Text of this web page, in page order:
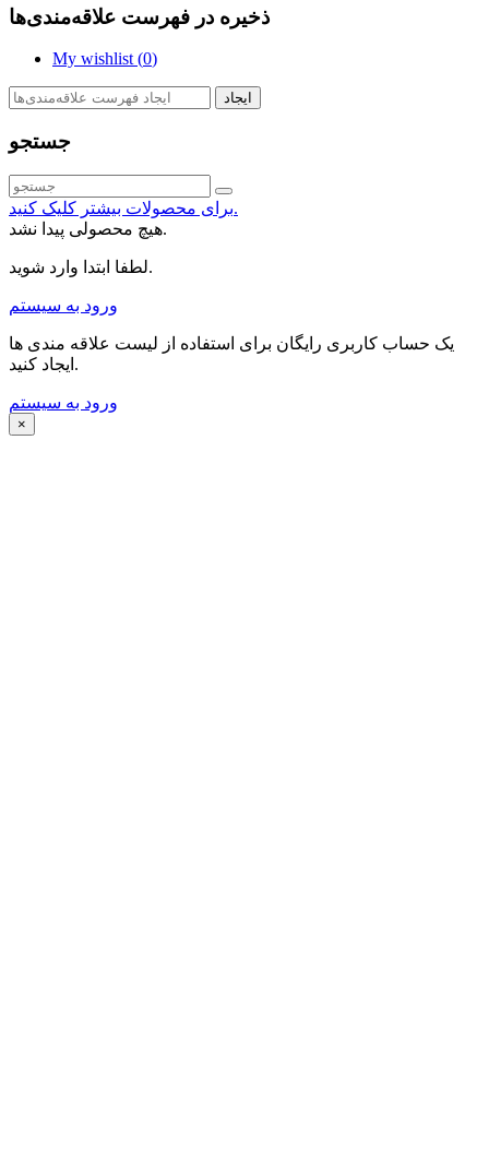
ذخیره در فهرست علاقه‌مندی‌ها
My wishlist (0)
ایجاد
جستجو
برای محصولات بیشتر کلیک کنید.
هیچ محصولی پیدا نشد.
لطفا ابتدا وارد شوید.
ورود به سیستم
یک حساب کاربری رایگان برای استفاده از لیست علاقه مندی ها
ایجاد کنید.
ورود به سیستم
×